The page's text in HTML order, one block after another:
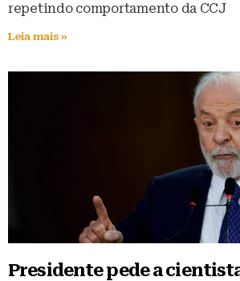
repetindo comportamento da CCJ
Leia mais »
Presidente pede a